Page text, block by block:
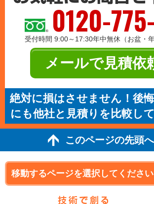
0120-
受付時間 9:00～17:30年中無休（お盆・年
メールで見積依
絶対に損はさせません！後
にも他社と見積りを比較し
このページの先頭